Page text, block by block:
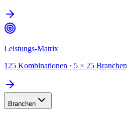
Leistungs-Matrix
125 Kombinationen · 5 × 25 Branchen
Branchen